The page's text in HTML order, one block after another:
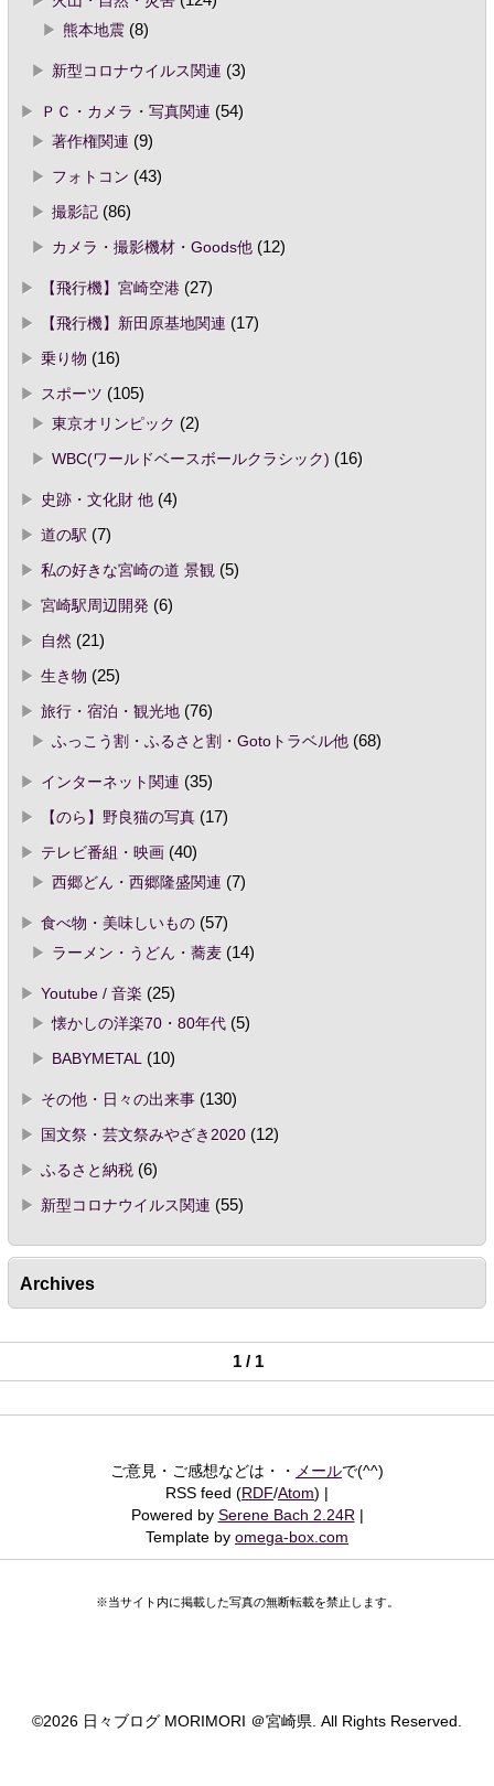
熊本地震(8)
新型コロナウイルス関連 (3)
ＰＣ・カメラ・写真関連 (54)
著作権関連 (9)
フォトコン (43)
撮影記(86)
カメラ・撮影機材・Goods他(12)
【飛行機】宮崎空港(27)
【飛行機】新田原基地関連 (17)
乗り物 (16)
スポーツ (105)
東京オリンピック (2)
WBC(ワールドベースボールクラシック) (16)
史跡・文化財 他(4)
道の駅 (7)
私の好きな宮崎の道 景観 (5)
宮崎駅周辺開発(6)
自然 (21)
生き物 (25)
旅行・宿泊・観光地(76)
ふっこう割・ふるさと割・Gotoトラベル他(68)
インターネット関連 (35)
【のら】野良猫の写真(17)
テレビ番組・映画(40)
西郷どん・西郷隆盛関連 (7)
食べ物・美味しいもの(57)
ラーメン・うどん・蕎麦(14)
Youtube / 音楽 (25)
懐かしの洋楽70・80年代(5)
BABYMETAL
(10)
その他・日々の出来事(130)
国文祭・芸文祭みやざき2020(12)
ふるさと納税(6)
新型コロナウイルス関連 (55)
Archives
1 / 1
ご意見・ご感想などは・・ メールで(^^)
RSS feed (RDF/Atom)
Powered by Serene Bach 2.24R
Template by omega-box.com
※当サイト内に掲載した写真の無断転載を禁止します。
©2026 日々ブログ MORIMORI ＠宮崎県. All Rights Reserved.